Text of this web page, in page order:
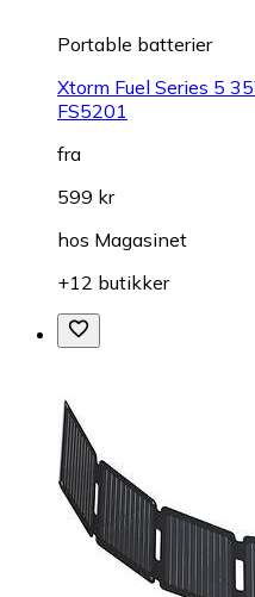
Portable batterier
Xtorm Fuel Series 5
FS5201
fra
599 kr
hos Magasinet
+12 butikker